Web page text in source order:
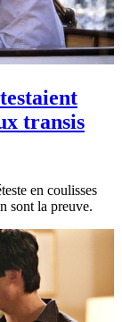
transis
en coulisses
sont la preuve.